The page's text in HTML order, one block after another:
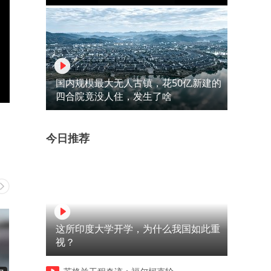
国内规模最大无人古镇，花50亿新建的
四合院竟没人住，发生了啥
今日推荐
这所印度大学开学，为什么我国如此重
视？